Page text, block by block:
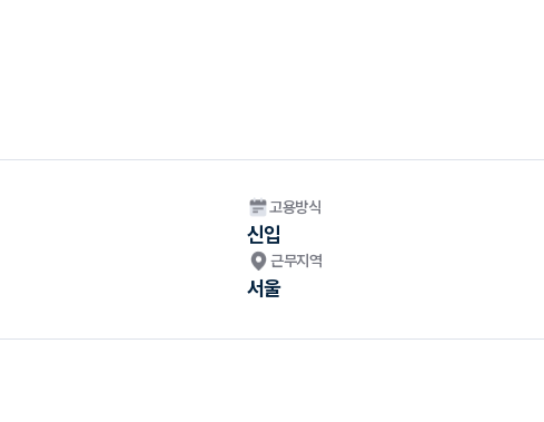
고용방식
신입
근무지역
서울